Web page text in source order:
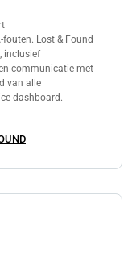
Lost & Found
inclusief
communicatie met
van alle
dashboard.